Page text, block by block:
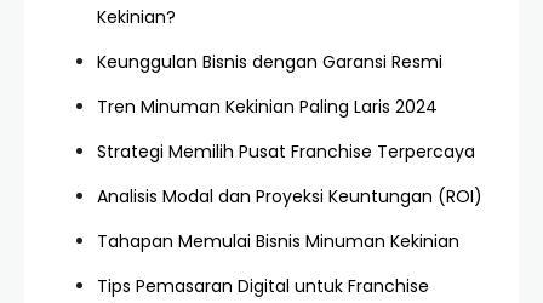
Kekinian?
Keunggulan Bisnis dengan Garansi Resmi
Tren Minuman Kekinian Paling Laris 2024
Strategi Memilih Pusat Franchise Terpercaya
Analisis Modal dan Proyeksi Keuntungan (ROI)
Tahapan Memulai Bisnis Minuman Kekinian
Tips Pemasaran Digital untuk Franchise